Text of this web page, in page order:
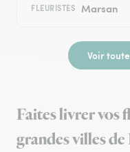
FLEURISTES Marsan
Voir
Faites livrer vos
grandes villes de